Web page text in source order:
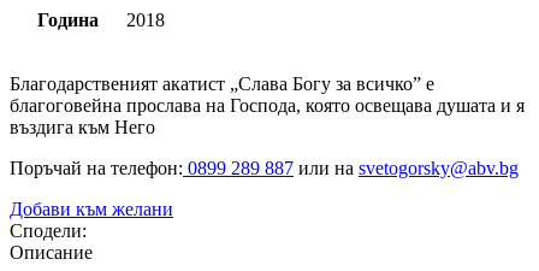
Година 2018
Благодарственият акатист „Слава Богу за всичко” е
благоговейна прослава на Господа, която освещава душата и я
въздига към Него
Поръчай на телефон: 0899 289 887 или на svetogorsky@abv.bg
Добави към желани
Сподели:
Описание